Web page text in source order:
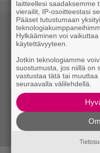
laitteellesi saadaksemme
vierailit, IP-osoitteestasi
Pääset tutustumaan
Hylkääminen voi
käytettävyyteen.
Jotkin teknologiamme
suostumusta, jos niillä on
vastustaa tätä tai
seuraavalla välilehdellä.